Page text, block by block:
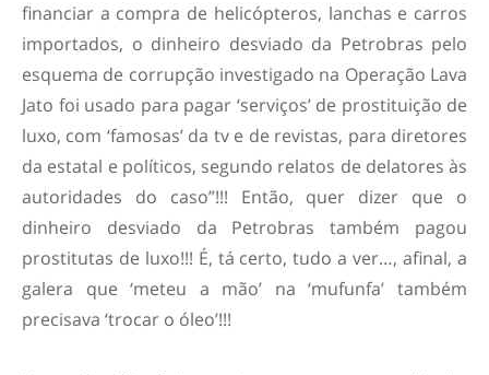
financiar a compra de helicópteros, lanchas e carros
importados, o dinheiro desviado da Petrobras pelo
esquema de corrupção investigado na Operação Lava
Jato foi usado para pagar ‘serviços’ de prostituição de
luxo, com ‘famosas’ da tv e de revistas, para diretores
da estatal e políticos, segundo relatos de delatores às
autoridades do caso”!!! Então, quer dizer que o
dinheiro desviado da Petrobras também pagou
prostitutas de luxo!!! É, tá certo, tudo a ver…, afinal, a
galera que ‘meteu a mão’ na ‘mufunfa’ também
precisava ‘trocar o óleo’!!!